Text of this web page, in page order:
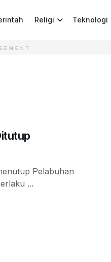
Religi Teknologi
Pelabuhan
...